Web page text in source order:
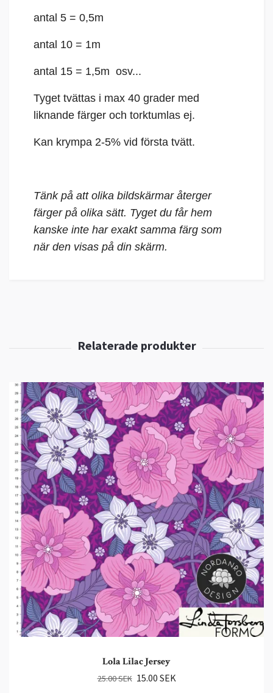
antal 5 = 0,5m
antal 10 = 1m
antal 15 = 1,5m osv...
Tyget tvättas i max 40 grader med
liknande färger och torktumlas ej.
Kan krympa 2-5% vid första tvätt.
Tänk på att olika bildskärmar återger
färger på olika sätt. Tyget du får hem
kanske inte har exakt samma färg som
när den visas på din skärm.
Lola Lilac Jersey
25.00 SEK 15.00 SEK